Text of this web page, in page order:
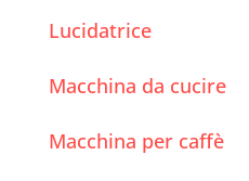
Lucidatrice
Macchina da cucire
Macchina per caffè